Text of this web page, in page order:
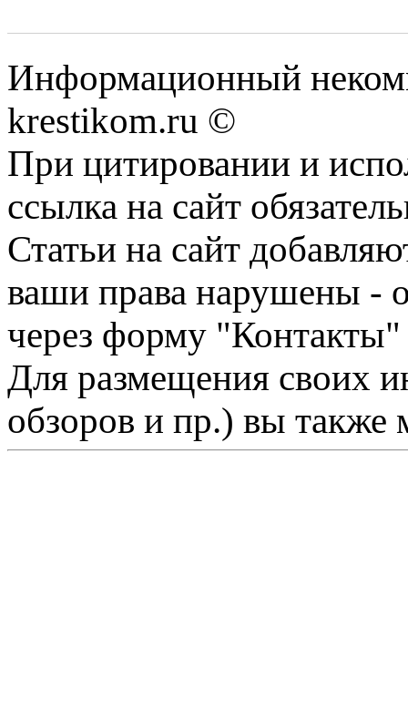
Информационный
krestikom.ru ©
При цитировании и
ссылка на сайт
Статьи на сайт
ваши права нарушены -
через форму "Контакты"
Для размещения своих
обзоров и пр.) вы также